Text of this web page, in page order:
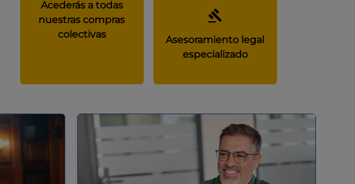
Acederás a todas
nuestras compras
colectivas
Asesoramiento legal
especializado